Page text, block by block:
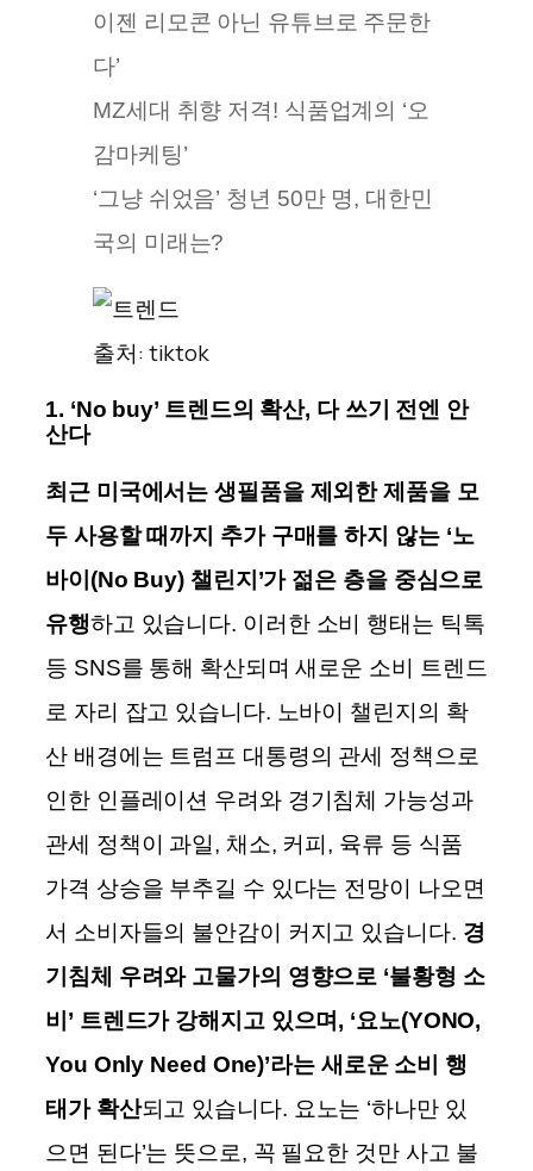
이젠 리모콘 아닌 유튜브로 주문한
다’
MZ세대 취향 저격! 식품업계의 ‘오
감마케팅’
‘그냥 쉬었음’ 청년 50만 명, 대한민
국의 미래는?
출처: tiktok
1. ‘No buy’ 트렌드의 확산, 다 쓰기 전엔 안
산다
최근 미국에서는 생필품을 제외한 제품을 모
두 사용할 때까지 추가 구매를 하지 않는 ‘노
바이(No Buy) 챌린지’가 젊은 층을 중심으로
유행하고 있습니다. 이러한 소비 행태는 틱톡
등 SNS를 통해 확산되며 새로운 소비 트렌드
로 자리 잡고 있습니다. 노바이 챌린지의 확
산 배경에는 트럼프 대통령의 관세 정책으로
인한 인플레이션 우려와 경기침체 가능성과
관세 정책이 과일, 채소, 커피, 육류 등 식품
가격 상승을 부추길 수 있다는 전망이 나오면
서 소비자들의 불안감이 커지고 있습니다. 경
기침체 우려와 고물가의 영향으로 ‘불황형 소
비’ 트렌드가 강해지고 있으며, ‘요노(YONO,
You Only Need One)’라는 새로운 소비 행
태가 확산되고 있습니다. 요노는 ‘하나만 있
으면 된다’는 뜻으로, 꼭 필요한 것만 사고 불